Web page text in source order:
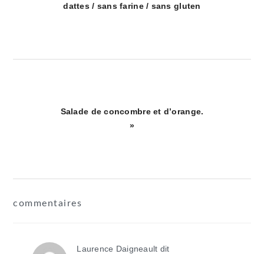
précédent
dattes / sans farine / sans gluten
Article
Salade de concombre et d’orange.
»
lecteur
commentaires
Laurence Daigneault dit